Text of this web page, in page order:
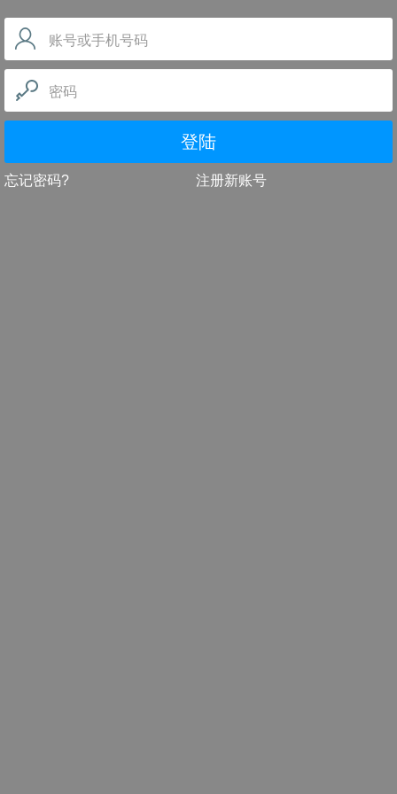
账号或手机号码
密码
登陆
忘记密码? 注册新账号